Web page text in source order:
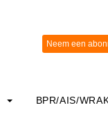
BPR/AIS/